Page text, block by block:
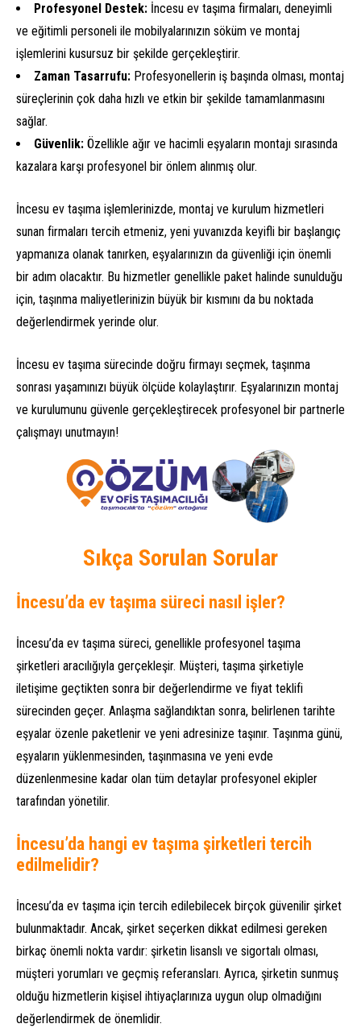
Profesyonel Destek: İncesu ev taşıma firmaları, deneyimli
ve eğitimli personeli ile mobilyalarınızın söküm ve montaj
işlemlerini kusursuz bir şekilde gerçekleştirir.
Zaman Tasarrufu: Profesyonellerin iş başında olması, montaj
süreçlerinin çok daha hızlı ve etkin bir şekilde tamamlanmasını
sağlar.
Güvenlik: Özellikle ağır ve hacimli eşyaların montajı sırasında
kazalara karşı profesyonel bir önlem alınmış olur.
İncesu ev taşıma işlemlerinizde, montaj ve kurulum hizmetleri
sunan firmaları tercih etmeniz, yeni yuvanızda keyifli bir başlangıç
yapmanıza olanak tanırken, eşyalarınızın da güvenliği için önemli
bir adım olacaktır. Bu hizmetler genellikle paket halinde sunulduğu
için, taşınma maliyetlerinizin büyük bir kısmını da bu noktada
değerlendirmek yerinde olur.
İncesu ev taşıma sürecinde doğru firmayı seçmek, taşınma
sonrası yaşamınızı büyük ölçüde kolaylaştırır. Eşyalarınızın montaj
ve kurulumunu güvenle gerçekleştirecek profesyonel bir partnerle
çalışmayı unutmayın!
Sıkça Sorulan Sorular
İncesu’da ev taşıma süreci nasıl işler?
İncesu’da ev taşıma süreci, genellikle profesyonel taşıma
şirketleri aracılığıyla gerçekleşir. Müşteri, taşıma şirketiyle
iletişime geçtikten sonra bir değerlendirme ve fiyat teklifi
sürecinden geçer. Anlaşma sağlandıktan sonra, belirlenen tarihte
eşyalar özenle paketlenir ve yeni adresinize taşınır. Taşınma günü,
eşyaların yüklenmesinden, taşınmasına ve yeni evde
düzenlenmesine kadar olan tüm detaylar profesyonel ekipler
tarafından yönetilir.
İncesu’da hangi ev taşıma şirketleri tercih
edilmelidir?
İncesu’da ev taşıma için tercih edilebilecek birçok güvenilir şirket
bulunmaktadır. Ancak, şirket seçerken dikkat edilmesi gereken
birkaç önemli nokta vardır: şirketin lisanslı ve sigortalı olması,
müşteri yorumları ve geçmiş referansları. Ayrıca, şirketin sunmuş
olduğu hizmetlerin kişisel ihtiyaçlarınıza uygun olup olmadığını
değerlendirmek de önemlidir.